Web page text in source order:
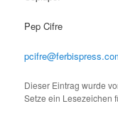
Pep Cifre
Dieser Eintrag wurde
Setze ein Lesezeichen